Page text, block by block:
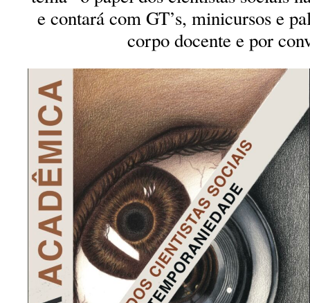
e contará com GT’s, minicursos e
corpo docente e por